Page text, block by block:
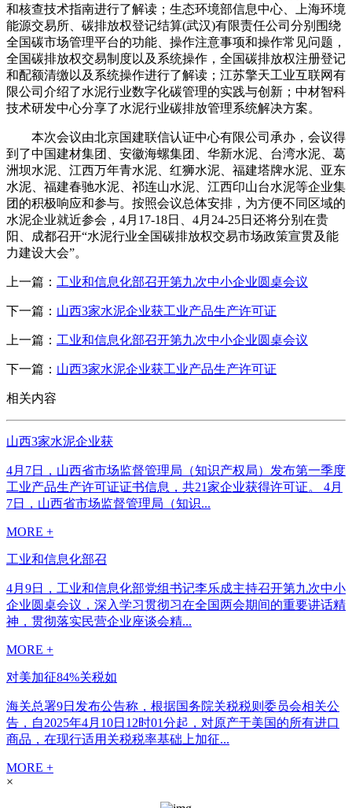
和核查技术指南进行了解读；生态环境部信息中心、上海环境
能源交易所、碳排放权登记结算(武汉)有限责任公司分别围绕
全国碳市场管理平台的功能、操作注意事项和操作常见问题，
全国碳排放权交易制度以及系统操作，全国碳排放权注册登记
和配额清缴以及系统操作进行了解读；江苏擎天工业互联网有
限公司介绍了水泥行业数字化碳管理的实践与创新；中材智科
技术研发中心分享了水泥行业碳排放管理系统解决方案。
本次会议由北京国建联信认证中心有限公司承办，会议得
到了中国建材集团、安徽海螺集团、华新水泥、台湾水泥、葛
洲坝水泥、江西万年青水泥、红狮水泥、福建塔牌水泥、亚东
水泥、福建春驰水泥、祁连山水泥、江西印山台水泥等企业集
团的积极响应和参与。按照会议总体安排，为方便不同区域的
水泥企业就近参会，4月17-18日、4月24-25日还将分别在贵
阳、成都召开“水泥行业全国碳排放权交易市场政策宣贯及能
力建设大会”。
上一篇： 工业和信息化部召开第九次中小企业圆桌会议
下一篇： 山西3家水泥企业获工业产品生产许可证
上一篇： 工业和信息化部召开第九次中小企业圆桌会议
下一篇： 山西3家水泥企业获工业产品生产许可证
相关内容
山西3家水泥企业获
4月7日，山西省市场监督管理局（知识产权局）发布第一季度
工业产品生产许可证证书信息，共21家企业获得许可证。 4月
7日，山西省市场监督管理局（知识...
MORE +
工业和信息化部召
4月9日，工业和信息化部党组书记李乐成主持召开第九次中小
企业圆桌会议，深入学习贯彻习在全国两会期间的重要讲话精
神，贯彻落实民营企业座谈会精...
MORE +
对美加征84%关税如
海关总署9日发布公告称，根据国务院关税税则委员会相关公
告，自2025年4月10日12时01分起，对原产于美国的所有进口
商品，在现行适用关税税率基础上加征...
MORE +
×